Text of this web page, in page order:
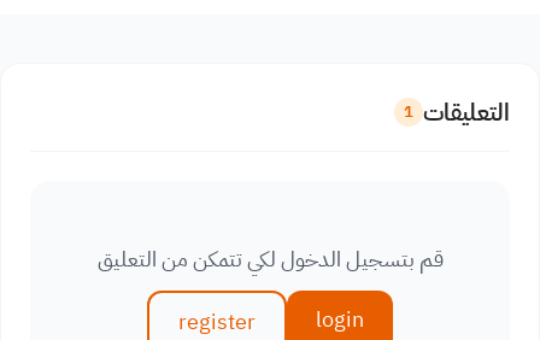
التعليقات 1
قم بتسجيل الدخول لكي تتمكن من التعليق
login
register